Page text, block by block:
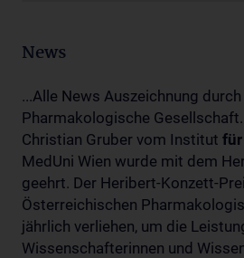
News
...Alle News Auszeichnung
Pharmakologische
Christian Gruber vom Institut für
MedUni Wien wurde mit dem
geehrt. Der Heribert-Konzett-
Österreichischen
jährlich verliehen, um die
Wissenschafterinnen und